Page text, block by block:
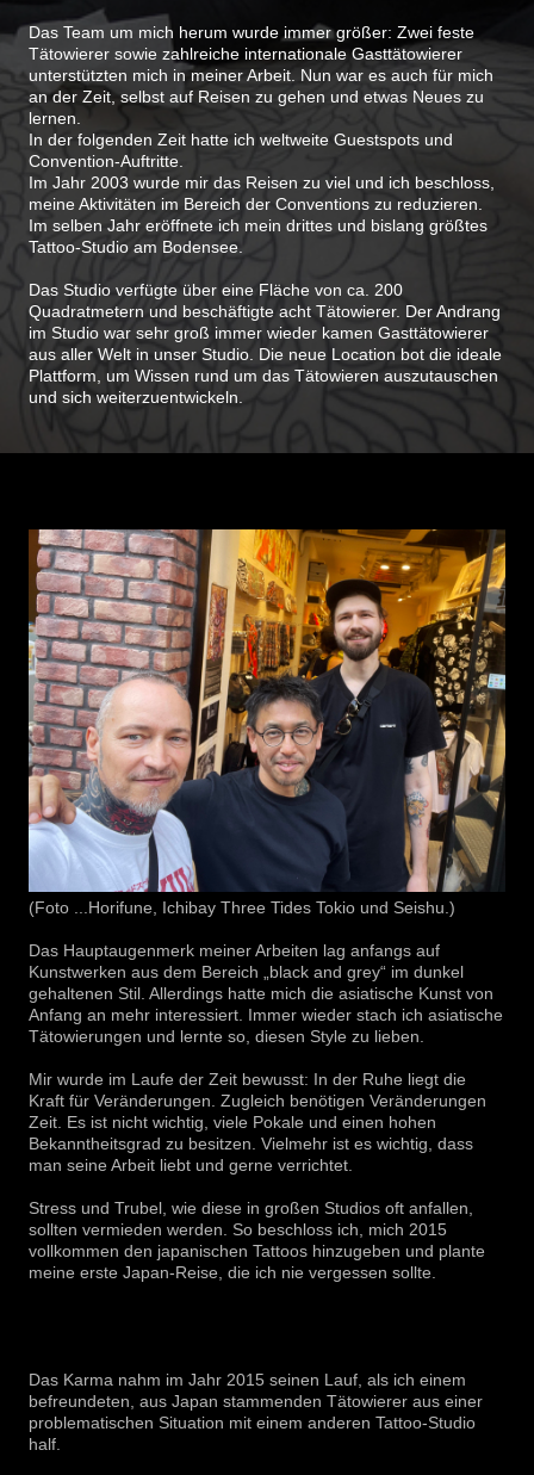
Das Team um mich herum wurde immer größer: Zwei feste
Tätowierer sowie zahlreiche internationale Gasttätowierer
unterstützten mich in meiner Arbeit. Nun war es auch für mich
an der Zeit, selbst auf Reisen zu gehen und etwas Neues zu
lernen.
In der folgenden Zeit hatte ich weltweite Guestspots und
Convention-Auftritte.
Im Jahr 2003 wurde mir das Reisen zu viel und ich beschloss,
meine Aktivitäten im Bereich der Conventions zu reduzieren.
Im selben Jahr eröffnete ich mein drittes und bislang größtes
Tattoo-Studio am Bodensee.
Das Studio verfügte über eine Fläche von ca. 200
Quadratmetern und beschäftigte acht Tätowierer. Der Andrang
im Studio war sehr groß immer wieder kamen Gasttätowierer
aus aller Welt in unser Studio. Die neue Location bot die ideale
Plattform, um Wissen rund um das Tätowieren auszutauschen
und sich weiterzuentwickeln.
(Foto ...Horifune, Ichibay Three Tides Tokio und Seishu.)
Das Hauptaugenmerk meiner Arbeiten lag anfangs auf
Kunstwerken aus dem Bereich „black and grey“ im dunkel
gehaltenen Stil. Allerdings hatte mich die asiatische Kunst von
Anfang an mehr interessiert. Immer wieder stach ich asiatische
Tätowierungen und lernte so, diesen Style zu lieben.
Mir wurde im Laufe der Zeit bewusst: In der Ruhe liegt die
Kraft für Veränderungen. Zugleich benötigen Veränderungen
Zeit. Es ist nicht wichtig, viele Pokale und einen hohen
Bekanntheitsgrad zu besitzen. Vielmehr ist es wichtig, dass
man seine Arbeit liebt und gerne verrichtet.
Stress und Trubel, wie diese in großen Studios oft anfallen,
sollten vermieden werden. So beschloss ich, mich 2015
vollkommen den japanischen Tattoos hinzugeben und plante
meine erste Japan-Reise, die ich nie vergessen sollte.
Das Karma nahm im Jahr 2015 seinen Lauf, als ich einem
befreundeten, aus Japan stammenden Tätowierer aus einer
problematischen Situation mit einem anderen Tattoo-Studio
half.